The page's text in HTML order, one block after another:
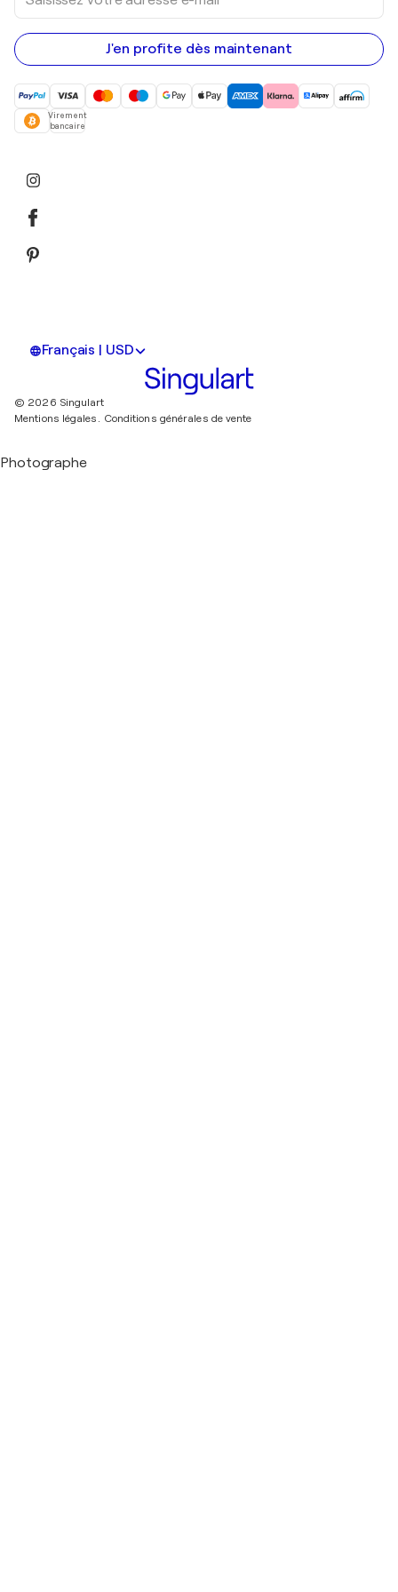
votre
adresse
e-
mail
J'en profite dès maintenant
Virement
bancaire
Français | USD
© 2026 Singulart
Mentions légales. Conditions générales de vente
Photographe